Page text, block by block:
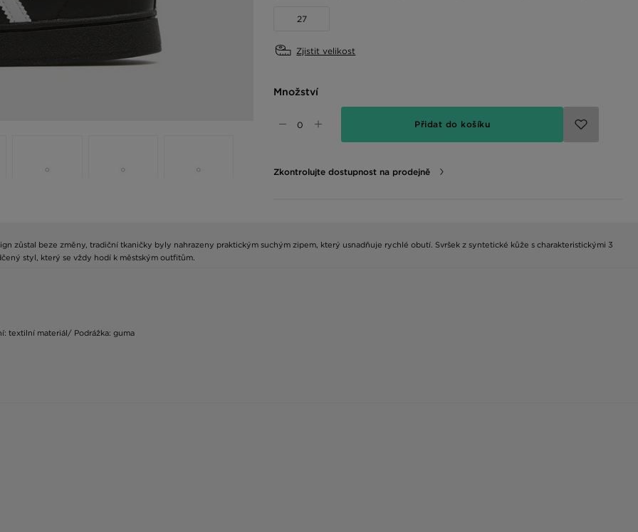
27
Zjistit velikost
Množství
Přidat do košíku
Zkontrolujte dostupnost na prodejně
zůstal beze změny, tradiční tkaničky byly nahrazeny praktickým suchým zipem, který usnadňuje rychlé obutí. Svršek z syntetické kůže s charakteristickými 3
styl, který se vždy hodí k městským outfitům.
textilní materiál/ Podrážka: guma